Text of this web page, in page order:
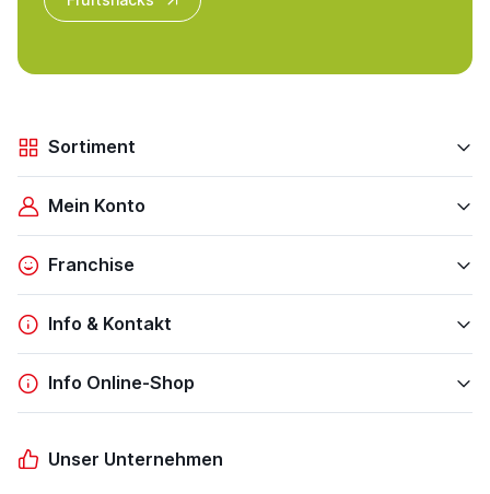
Sortiment
Mein Konto
Franchise
Info & Kontakt
Info Online-Shop
Unser Unternehmen